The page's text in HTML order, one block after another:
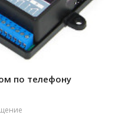
по телефону